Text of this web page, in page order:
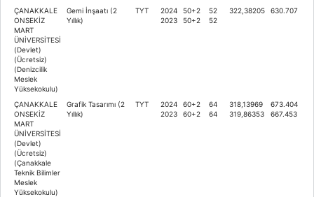
ÇANAKKALE
ONSEKİZ
MART
ÜNİVERSİTESİ
(Devlet)
(Ücretsiz)
(Denizcilik
Meslek
Yüksekokulu)
Gemi İnşaatı (2
Yıllık)
TYT
2024
2023
50+2
50+2
52
52
322,38205 630.707
ÇANAKKALE
ONSEKİZ
MART
ÜNİVERSİTESİ
(Devlet)
(Ücretsiz)
(Çanakkale
Teknik Bilimler
Meslek
Yüksekokulu)
Grafik Tasarımı (2
Yıllık)
TYT
2024
2023
60+2
60+2
64
64
318,13969
319,86353
673.404
667.453